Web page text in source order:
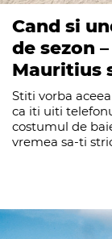
Cand si
de sezon
Mauritius
Stiti vorba
ca iti uiti
costumul de
vremea sa-ti